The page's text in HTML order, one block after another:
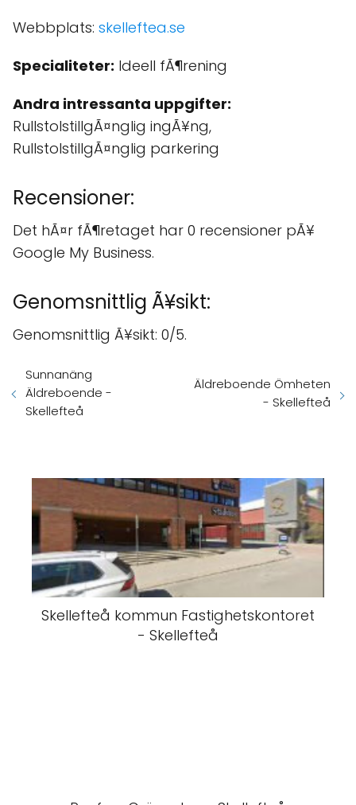
Webbplats: skelleftea.se
Specialiteter: Ideell fÃ¶rening
Andra intressanta uppgifter:
RullstolstillgÃ¤nglig ingÃ¥ng,
RullstolstillgÃ¤nglig parkering
Recensioner:
Det hÃ¤r fÃ¶retaget har 0 recensioner pÃ¥
Google My Business.
Genomsnittlig Ã¥sikt:
Genomsnittlig Ã¥sikt: 0/5.
Sunnanäng
Äldreboende -
Skellefteå
Äldreboende Ömheten
- Skellefteå
Skellefteå kommun Fastighetskontoret
- Skellefteå